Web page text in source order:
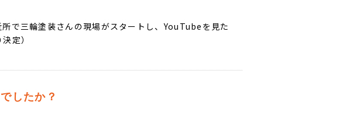
で三輪塗装さんの現場がスタートし、YouTubeを見た
定）
したか？